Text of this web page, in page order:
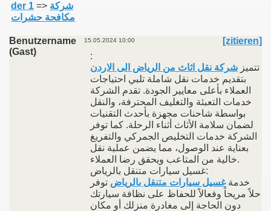
der 1 => شركة
مكافحة حشرات
Benutzername
(Gast)
15.05.2024 10:00
[zitieren]
:
تتميز شركة نقل اثاث من الرياض الى الاردن
بتقديم خدمات نقل شاملة تلبي احتياجات
العملاء بأعلى معايير الجودة. تقدم الشركة
خدمات التعبئة والتغليف المحترفة، والنقل
بواسطة شاحنات مجهزة بأحدث التقنيات
لضمان سلامة الأثاث أثناء الرحلة. كما توفر
الشركة خدمات التخليص الجمركي والتفريغ
بعناية عند الوصول، مما يضمن عملية نقل
خالية من المتاعب ويحقق رضا العملاء.
غسيل سيارات متنقل بالرياض:
خدمةغسيل سيارات متنقل بالرياض توفر
حلاً مريحاً وفعالاً للحفاظ على نظافة سيارتك
دون الحاجة إلى مغادرة منزلك أو مكان